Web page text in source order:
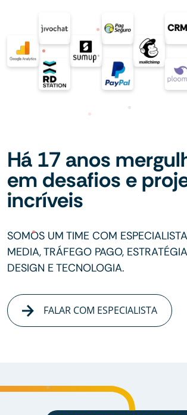
Há 17 anos
em desafios e
incríveis
SOMOS UM TIME COM
MEDIA, TRÁFEGO PAGO,
DESIGN E TECNOLOGIA.
FALAR COM ESPECIALISTA